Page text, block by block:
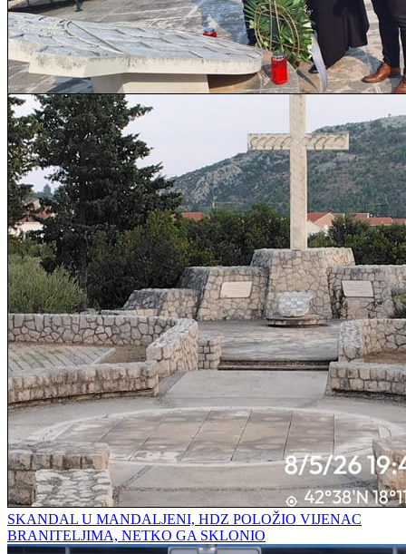
SKANDAL U MANDALJENI, HDZ POLOŽIO VIJENAC
BRANITELJIMA, NETKO GA SKLONIO